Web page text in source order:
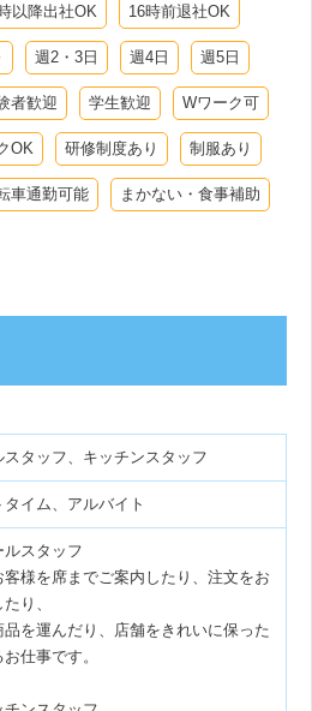
以降出社OK 16時前退社OK
週2・3日 週4日 週5日
者歓迎 学生歓迎 Wワーク可
OK 研修制度あり 制服あり
車通勤可能 まかない・食事補助
スタッフ、キッチンスタッフ
タイム、アルバイト
ルスタッフ
様を席までご案内したり、注文をお
り、
運んだり、店舗をきれいに保った
仕事です。